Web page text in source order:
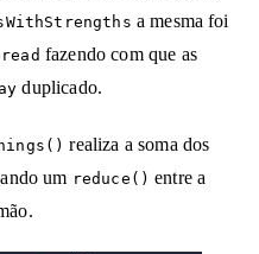
a mesma foi
fazendo com que as
duplicado.
realiza a soma dos
um reduce() entre a